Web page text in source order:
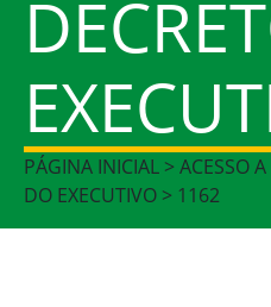
PÁGINA INICIAL > ACESSO
DO EXECUTIVO > 1162